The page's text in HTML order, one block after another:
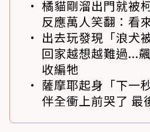
橘貓剛溜出門就被
反應萬人笑翻：看
出去玩發現「浪犬
回家越想越難過...
收編牠
薩摩耶起身「下一
伴全衝上前哭了 最